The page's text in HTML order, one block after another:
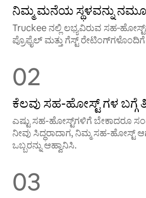
ನಿಮ್ಮ ಮನೆಯ ಸ್ಥಳವನ್ನು
Truckee ನಲ್ಲಿ ಲಭ್ಯವಿರುವ
ಪ್ರೊಫೈಲ್ ಮತ್ತು ಗೆಸ್ಟ್
02
ಕೆಲವು ಸಹ-ಹೋಸ್ಟ್ ‌ಗಳ ಬಗ್ಗೆ
ಎಷ್ಟು ಸಹ-ಹೋಸ್ಟ್‌ಗಳಿಗೆ ಬೇಕಾದರೂ
ನೀವು ಸಿದ್ಧರಾದಾಗ, ನಿಮ್ಮ ಸಹ-ಹೋಸ್ಟ್
ಒಬ್ಬರನ್ನು ಆಹ್ವಾನಿಸಿ.
03